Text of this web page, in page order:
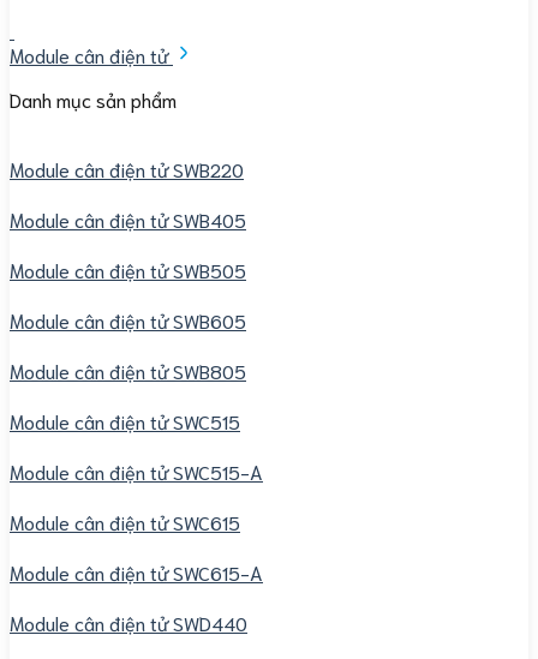
Module cân điện tử
Danh mục sản phẩm
Module cân điện tử SWB220
Module cân điện tử SWB405
Module cân điện tử SWB505
Module cân điện tử SWB605
Module cân điện tử SWB805
Module cân điện tử SWC515
Module cân điện tử SWC515-A
Module cân điện tử SWC615
Module cân điện tử SWC615-A
Module cân điện tử SWD440